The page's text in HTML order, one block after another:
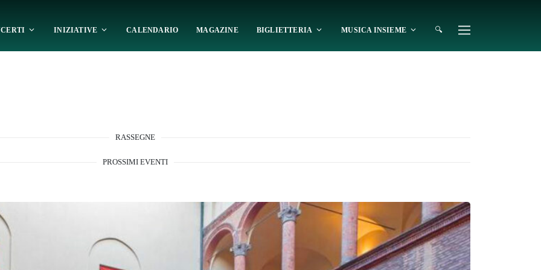
INIZIATIVE CALENDARIO MAGAZINE BIGLIETTERIA MUSICA INSIEME 🔍
RASSEGNE
PROSSIMI EVENTI